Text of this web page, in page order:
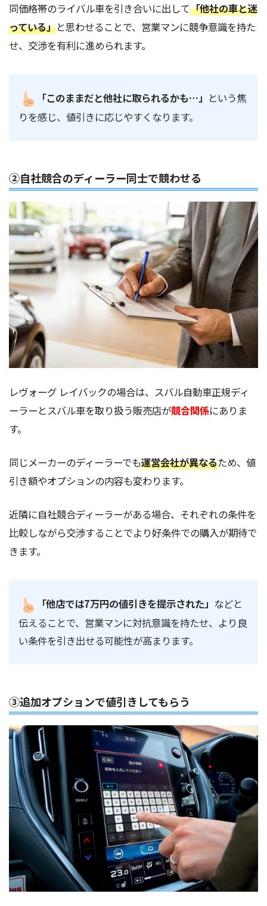
同価格帯のライバル車を引き合いに出して「他社の車と迷
っている」と思わせることで、営業マンに競争意識を持た
せ、交渉を有利に進められます。
「このままだと他社に取られるかも…」 という焦
りを感じ、値引きに応じやすくなります。
②自社競合のディーラー同士で競わせる
レヴォーグ レイバックの場合は、スバル自動車正規ディ
ーラーとスバル車を取り扱う販売店が競合関係にありま
す。
同じメーカーのディーラーでも運営会社が異なるため、値
引き額やオプションの内容も変わります。
近隣に自社競合ディーラーがある場合、それぞれの条件を
比較しながら交渉することでより好条件での購入が期待で
きます。
「他店では7万円の値引きを提示された」 などと
伝えることで、営業マンに対抗意識を持たせ、より良
い条件を引き出せる可能性が高まります。
③追加オプションで値引きしてもらう